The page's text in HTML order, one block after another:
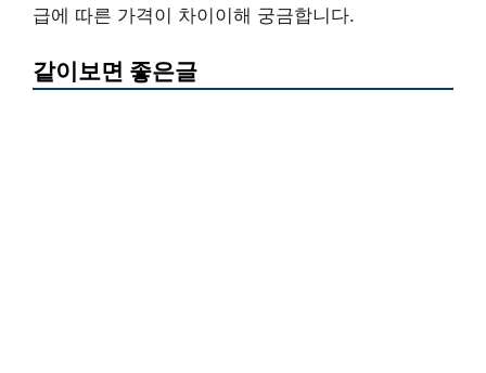
급에 따른 가격이 차이이해 궁금합니다.
같이보면 좋은글